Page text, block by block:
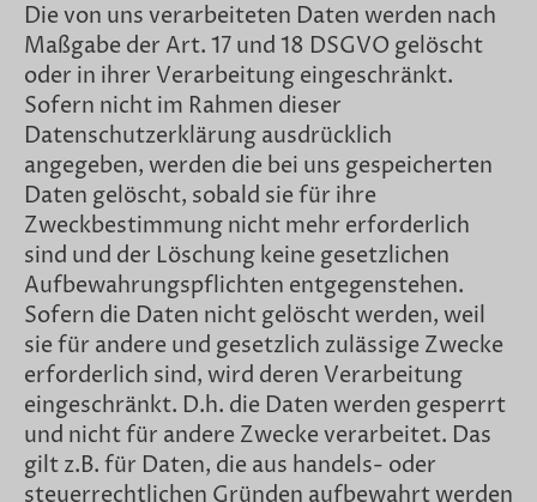
Die von uns verarbeiteten Daten werden nach
Maßgabe der Art. 17 und 18 DSGVO gelöscht
oder in ihrer Verarbeitung eingeschränkt.
Sofern nicht im Rahmen dieser
Datenschutzerklärung ausdrücklich
angegeben, werden die bei uns gespeicherten
Daten gelöscht, sobald sie für ihre
Zweckbestimmung nicht mehr erforderlich
sind und der Löschung keine gesetzlichen
Aufbewahrungspflichten entgegenstehen.
Sofern die Daten nicht gelöscht werden, weil
sie für andere und gesetzlich zulässige Zwecke
erforderlich sind, wird deren Verarbeitung
eingeschränkt. D.h. die Daten werden gesperrt
und nicht für andere Zwecke verarbeitet. Das
gilt z.B. für Daten, die aus handels- oder
steuerrechtlichen Gründen aufbewahrt werden